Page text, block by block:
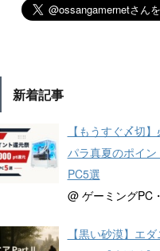
新着記事
【もうすぐ〆切
パラ真夏のポイ
PC5選
@ ゲーミングPC
【黒い砂漠】エ